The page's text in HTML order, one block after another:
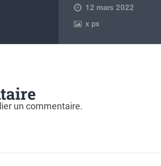
12 mars 2022
x px
un commentaire.